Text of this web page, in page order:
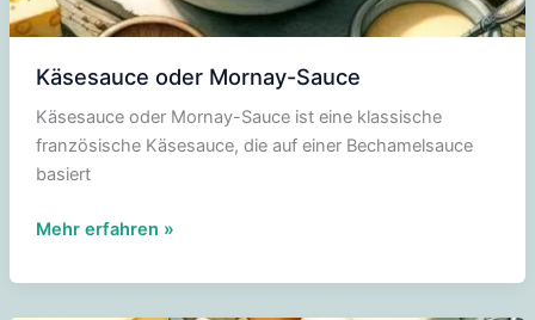
Käsesauce oder Mornay-Sauce
Käsesauce oder Mornay-Sauce ist eine klassische
französische Käsesauce, die auf einer Bechamelsauce
basiert
Käsesauce
Mornay-
Sauce
Mehr erfahren »